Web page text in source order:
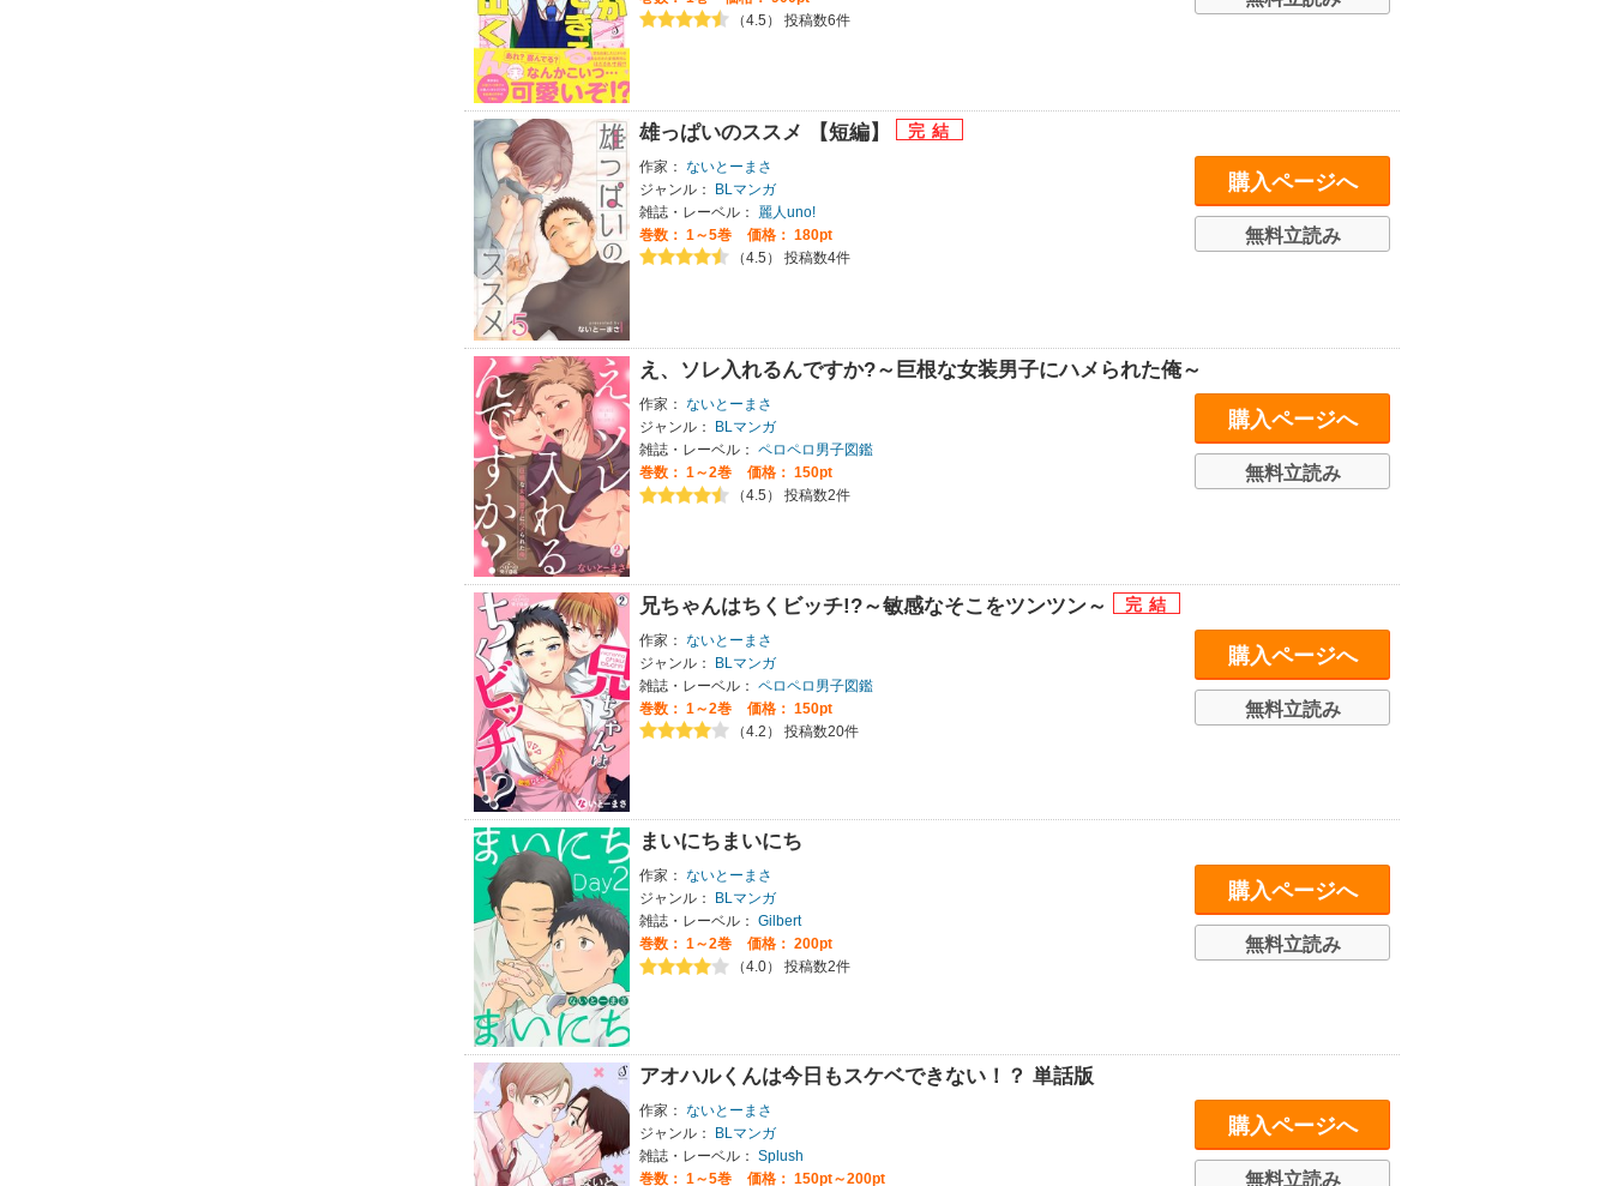
（4.5） 投稿数6件
雄っぱいのススメ 【短編】
作家： ないとーまさ
ジャンル：
BLマンガ
雑誌・レーベル：
麗人uno!
巻数： 1～5巻
価格： 180pt
（4.5） 投稿数4件
購入ページへ
無料立読み
え、ソレ入れるんですか?～巨根な女装男子にハメられた俺～
作家： ないとーまさ
ジャンル：
BLマンガ
雑誌・レーベル： ペロペロ男子図鑑
巻数： 1～2巻
価格： 150pt
（4.5） 投稿数2件
購入ページへ
無料立読み
兄ちゃんはちくビッチ!?～敏感なそこをツンツン～
作家： ないとーまさ
ジャンル：
BLマンガ
雑誌・レーベル： ペロペロ男子図鑑
巻数： 1～2巻
価格： 150pt
（4.2） 投稿数20件
購入ページへ
無料立読み
まいにちまいにち
作家： ないとーまさ
ジャンル：
BLマンガ
雑誌・レーベル： Gilbert
巻数： 1～2巻
価格： 200pt
（4.0） 投稿数2件
購入ページへ
無料立読み
アオハルくんは今日もスケベできない！？ 単話版
作家： ないとーまさ
ジャンル：
BLマンガ
雑誌・レーベル： Splush
巻数： 1～5巻
価格： 150pt～200pt
購入ページへ
無料立読み